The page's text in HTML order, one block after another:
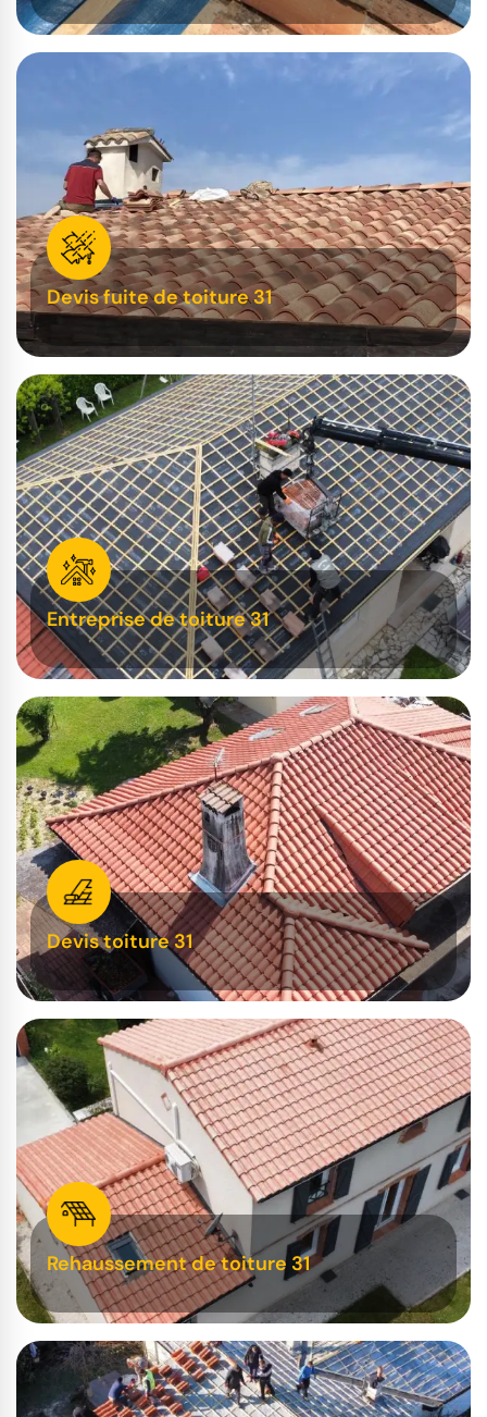
Devis fuite de toiture 31
Entreprise de toiture 31
Devis toiture 31
Rehaussement de toiture 31